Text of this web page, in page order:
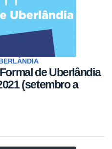
de Uberlândia
(setembro a